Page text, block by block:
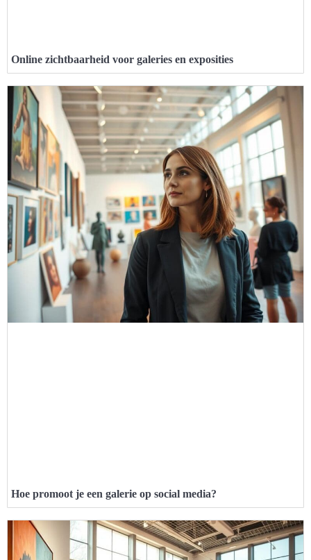
Online zichtbaarheid voor galeries en exposities
Hoe promoot je een galerie op social media?